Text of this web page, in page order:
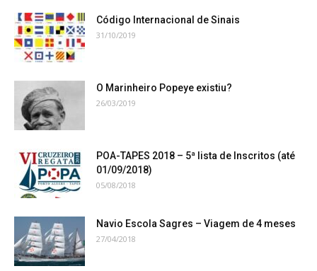
Código Internacional de Sinais
31/10/2019
O Marinheiro Popeye existiu?
26/03/2019
POA-TAPES 2018 – 5ª lista de Inscritos (até
01/09/2018)
05/08/2018
Navio Escola Sagres – Viagem de 4 meses
27/04/2018